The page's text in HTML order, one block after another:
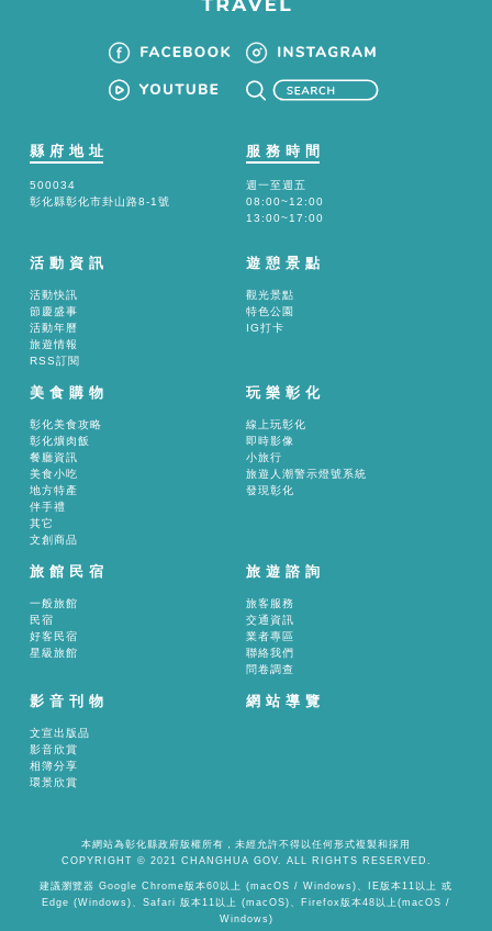
縣府地址
500034
彰化縣彰化市卦山路8-1號
服務時間
週一至週五
08:00~12:00
13:00~17:00
活動資訊
活動快訊
節慶盛事
活動年曆
旅遊情報
RSS訂閱
遊憩景點
觀光景點
特色公園
IG打卡
美食購物
彰化美食攻略
彰化爌肉飯
餐廳資訊
美食小吃
地方特產
伴手禮
其它
文創商品
玩樂彰化
線上玩彰化
即時影像
小旅行
旅遊人潮警示燈號系統
發現彰化
旅館民宿
一般旅館
民宿
好客民宿
星級旅館
旅遊諮詢
旅客服務
交通資訊
業者專區
聯絡我們
問卷調查
影音刊物
文宣出版品
影音欣賞
相簿分享
環景欣賞
網站導覽
本網站為彰化縣政府版權所有，未經允許不得以任何形式複製和採用
COPYRIGHT © 2021 CHANGHUA GOV. ALL RIGHTS RESERVED.
建議瀏覽器 Google Chrome版本60以上 (macOS / Windows)、IE版本11以上 或
Edge (Windows)、Safari 版本11以上 (macOS)、Firefox版本48以上(macOS /
Windows)